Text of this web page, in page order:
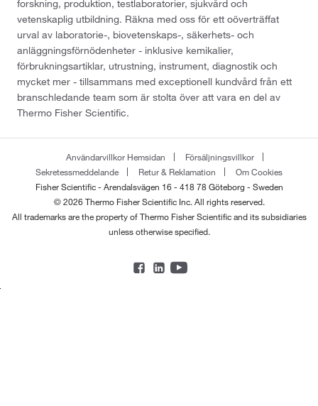
forskning, produktion, testlaboratorier, sjukvård och
vetenskaplig utbildning. Räkna med oss för ett oöverträffat
urval av laboratorie-, biovetenskaps-, säkerhets- och
anläggningsförnödenheter - inklusive kemikalier,
förbrukningsartiklar, utrustning, instrument, diagnostik och
mycket mer - tillsammans med exceptionell kundvård från ett
branschledande team som är stolta över att vara en del av
Thermo Fisher Scientific.
Användarvillkor Hemsidan
Försäljningsvillkor
Sekretessmeddelande
Retur & Reklamation
Om Cookies
Fisher Scientific - Arendalsvägen 16 - 418 78 Göteborg - Sweden
© 2026 Thermo Fisher Scientific Inc. All rights reserved.
All trademarks are the property of Thermo Fisher Scientific and its subsidiaries
unless otherwise specified.